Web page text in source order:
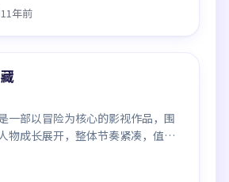
11年前
一部以冒险为核心的影视作品，围
物成长展开，整体节奏紧凑，值得